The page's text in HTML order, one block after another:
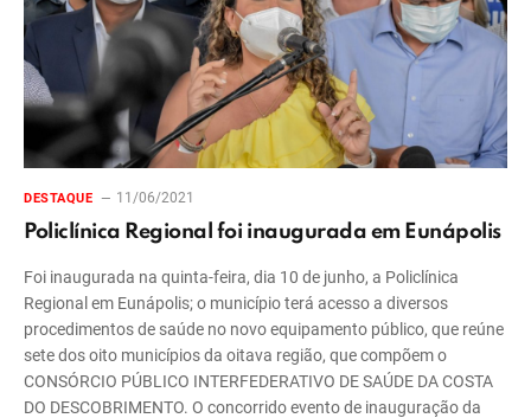
DESTAQUE 11/06/2021
Policlínica Regional foi inaugurada em Eunápolis
Foi inaugurada na quinta-feira, dia 10 de junho, a Policlínica
Regional em Eunápolis; o município terá acesso a diversos
procedimentos de saúde no novo equipamento público, que reúne
sete dos oito municípios da oitava região, que compõem o
CONSÓRCIO PÚBLICO INTERFEDERATIVO DE SAÚDE DA COSTA
DO DESCOBRIMENTO. O concorrido evento de inauguração da